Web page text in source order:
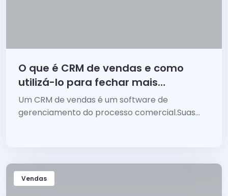
O que é CRM de vendas e como
utilizá-lo para fechar mais
negócios
Um CRM de vendas é um software de
gerenciamento do processo comercial.Suas
Vendas